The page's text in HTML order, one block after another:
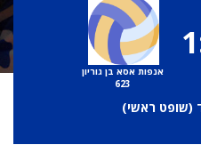
אנפות אסא בן גוריון
623
(שופט ראשי)